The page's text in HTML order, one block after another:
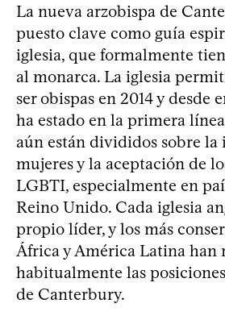
La nueva arzobispa de
puesto clave como guía
iglesia, que formalmente
al monarca. La iglesia
ser obispas en 2014 y desde
ha estado en la primera
aún están divididos sobre la
mujeres y la aceptación de
LGBTI, especialmente en
Reino Unido. Cada iglesia
propio líder, y los más
África y América Latina han
habitualmente las
de Canterbury.